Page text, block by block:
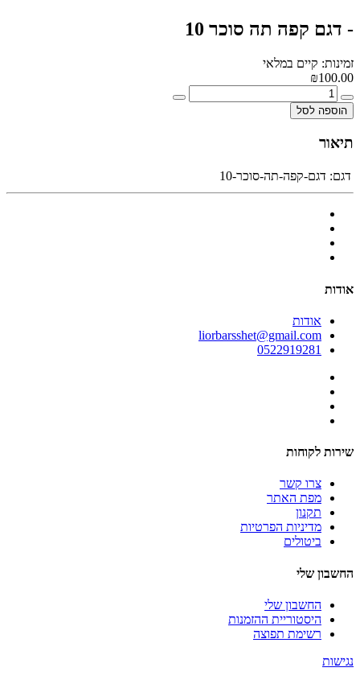
- דגם קפה תה סוכר 10
זמינות: קיים במלאי
₪100.00
הוספה לסל
תיאור
דגם: דגם-קפה-תה-סוכר-10
אודות
אודות
liorbarsshet@gmail.com
0522919281
שירות לקוחות
צרו קשר
מפת האתר
תקנון
מדיניות הפרטיות
ביטולים
החשבון שלי
החשבון שלי
היסטוריית ההזמנות
רשימת תפוצה
נגישות